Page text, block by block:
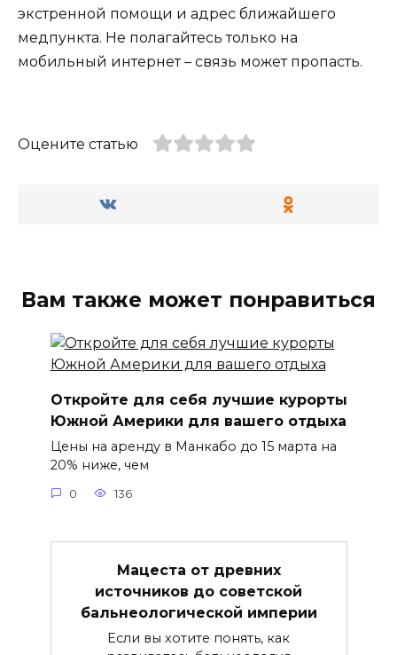
экстренной помощи и адрес ближайшего
медпункта. Не полагайтесь только на
мобильный интернет – связь может пропасть.
Оцените статью
Вам также может понравиться
Откройте для себя лучшие курорты
Южной Америки для вашего отдыха
Цены на аренду в Манкабо до 15 марта на
20% ниже, чем
0 136
Мацеста от древних
источников до советской
бальнеологической империи
Если вы хотите понять, как